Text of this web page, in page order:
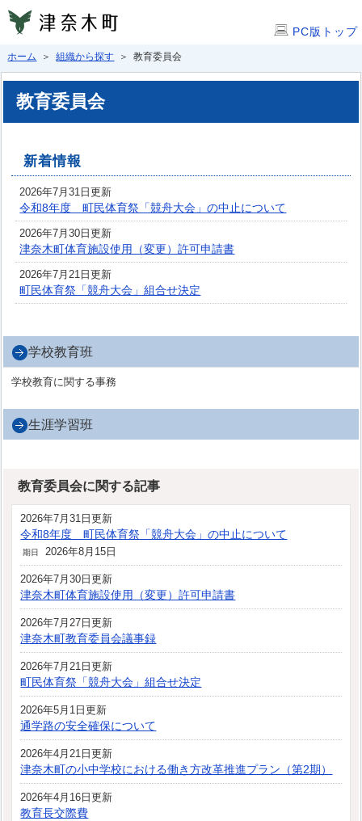
PC版トップ
ホーム ＞組織から探す ＞ 教育委員会
教育委員会
新着情報
2026年7月31日更新
令和8年度 町民体育祭「競舟大会」の中止について
2026年7月30日更新
津奈木町体育施設使用（変更）許可申請書
2026年7月21日更新
町民体育祭「競舟大会」組合せ決定
学校教育班
学校教育に関する事務
生涯学習班
教育委員会に関する記事
2026年7月31日更新
令和8年度 町民体育祭「競舟大会」の中止について
期日 2026年8月15日
2026年7月30日更新
津奈木町体育施設使用（変更）許可申請書
2026年7月27日更新
津奈木町教育委員会議事録
2026年7月21日更新
町民体育祭「競舟大会」組合せ決定
2026年5月1日更新
通学路の安全確保について
2026年4月21日更新
津奈木町の小中学校における働き方改革推進プラン（第2期）
2026年4月16日更新
教育長交際費